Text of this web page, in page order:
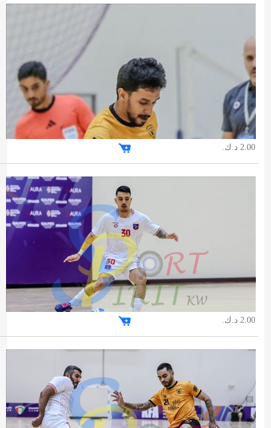
2.00 د.ك.
2.00 د.ك.